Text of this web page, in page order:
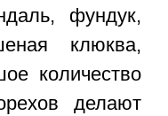
фундук,
клюква,
количество
делают